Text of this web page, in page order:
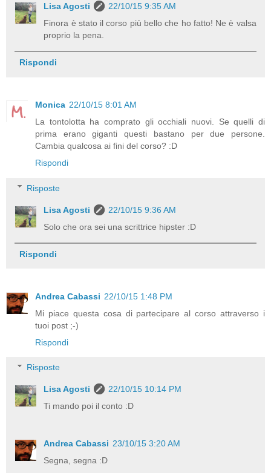
Lisa Agosti
22/10/15 9:35 AM
Finora è stato il corso più bello che ho fatto! Ne è valsa
proprio la pena.
Rispondi
Monica 22/10/15 8:01 AM
La tontolotta ha comprato gli occhiali nuovi. Se quelli di
prima erano giganti questi bastano per due persone.
Cambia qualcosa ai fini del corso? :D
Rispondi
Risposte
Lisa Agosti
22/10/15 9:36 AM
Solo che ora sei una scrittrice hipster :D
Rispondi
Andrea Cabassi 22/10/15 1:48 PM
Mi piace questa cosa di partecipare al corso attraverso i
tuoi post ;-)
Rispondi
Risposte
Lisa Agosti
22/10/15 10:14 PM
Ti mando poi il conto :D
Andrea Cabassi 23/10/15 3:20 AM
Segna, segna :D